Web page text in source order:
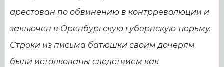
арестован по обвинению в контрреволюции и
заключен в Оренбургскую губернскую тюрьму.
Строки из письма батюшки своим дочерям
были истолкованы следствием как